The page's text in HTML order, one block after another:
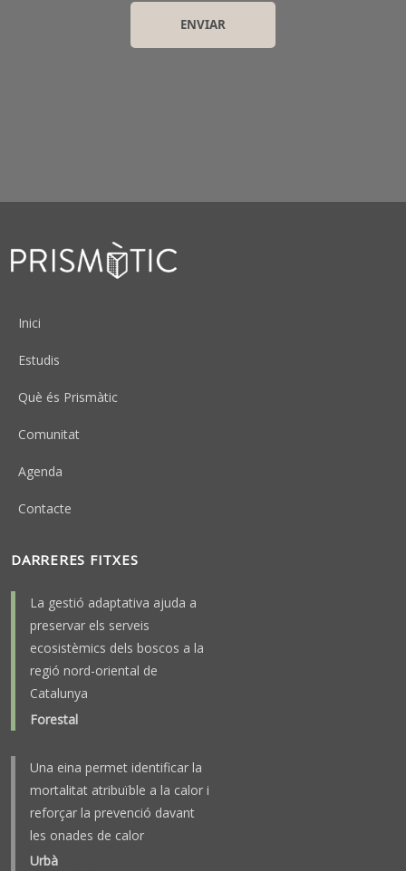
Peu
Inici
Estudis
Què és Prismàtic
Comunitat
Agenda
Contacte
DARRERES FITXES
La gestió adaptativa ajuda a
preservar els serveis
ecosistèmics dels boscos a la
regió nord-oriental de
Catalunya
Forestal
Una eina permet identificar la
mortalitat atribuïble a la calor i
reforçar la prevenció davant
les onades de calor
Urbà